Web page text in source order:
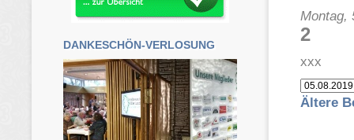
DANKESCHÖN-VERLOSUNG
Montag,
2
xxx
Ältere